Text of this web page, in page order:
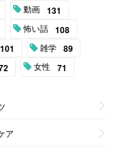
動画 131
怖い話 108
101 雑学 89
女性 71
ア